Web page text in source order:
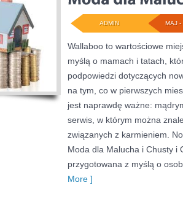
MAJ -
ADMIN
Wallaboo to wartościowe
myślą o mamach i tatach,
podpowiedzi dotyczących
na tym, co w pierwszych
jest naprawdę ważne:
serwis, w którym można
związanych z karmieniem.
Moda dla Malucha i Chusty i
przygotowana z myślą o
More ]